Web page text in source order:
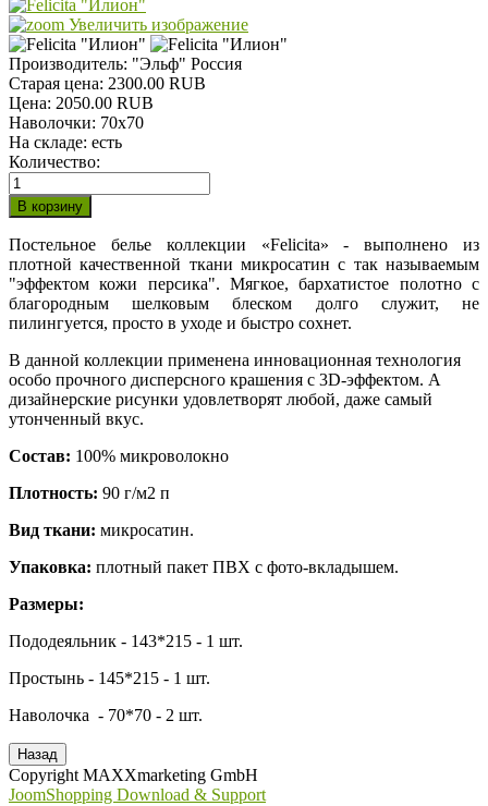
Увеличить изображение
Производитель: "Эльф" Россия
Старая цена: 2300.00 RUB
Цена: 2050.00 RUB
Наволочки: 70х70
На складе: есть
Количество:
Постельное белье коллекции «Felicita» - выполнено из
плотной качественной ткани микросатин с так называемым
"эффектом кожи персика". Мягкое, бархатистое полотно с
благородным шелковым блеском долго служит, не
пилингуется, просто в уходе и быстро сохнет.
В данной коллекции применена инновационная технология
особо прочного дисперсного крашения с 3D-эффектом. А
дизайнерские рисунки удовлетворят любой, даже самый
утонченный вкус.
Состав: 100% микроволокно
Плотность: 90 г/м2 п
Вид ткани: микросатин.
Упаковка: плотный пакет ПВХ с фото-вкладышем.
Размеры:
Пододеяльник - 143*215 - 1 шт.
Простынь - 145*215 - 1 шт.
Наволочка - 70*70 - 2 шт.
Copyright MAXXmarketing GmbH
JoomShopping Download & Support